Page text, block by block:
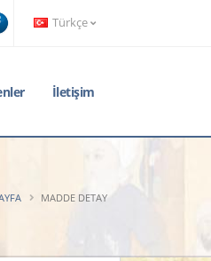
Türkçe
İletişim
MADDE DETAY